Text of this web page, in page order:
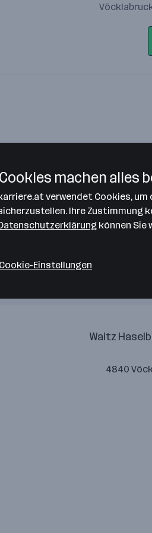
Bitte
Waitz
4840
Cookies machen alles
verwendet Cookies,
Ihre Zustimmung
können Sie
Cookie-Einstellungen